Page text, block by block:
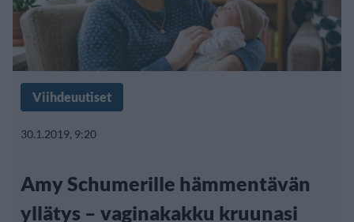
Viihdeuutiset
30.1.2019, 9:20
Amy Schumerille hämmentävän
yllätys – vaginakakku kruunasi